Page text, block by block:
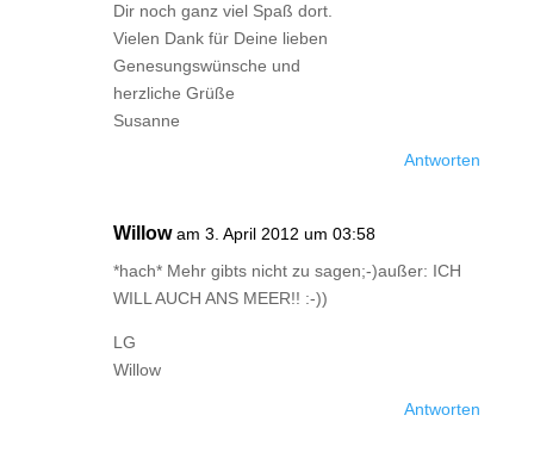
Dir noch ganz viel Spaß dort.
Vielen Dank für Deine lieben
Genesungswünsche und
herzliche Grüße
Susanne
Antworten
Willow am 3. April 2012 um 03:58
*hach* Mehr gibts nicht zu sagen;-)außer: ICH
WILL AUCH ANS MEER!! :-))
LG
Willow
Antworten